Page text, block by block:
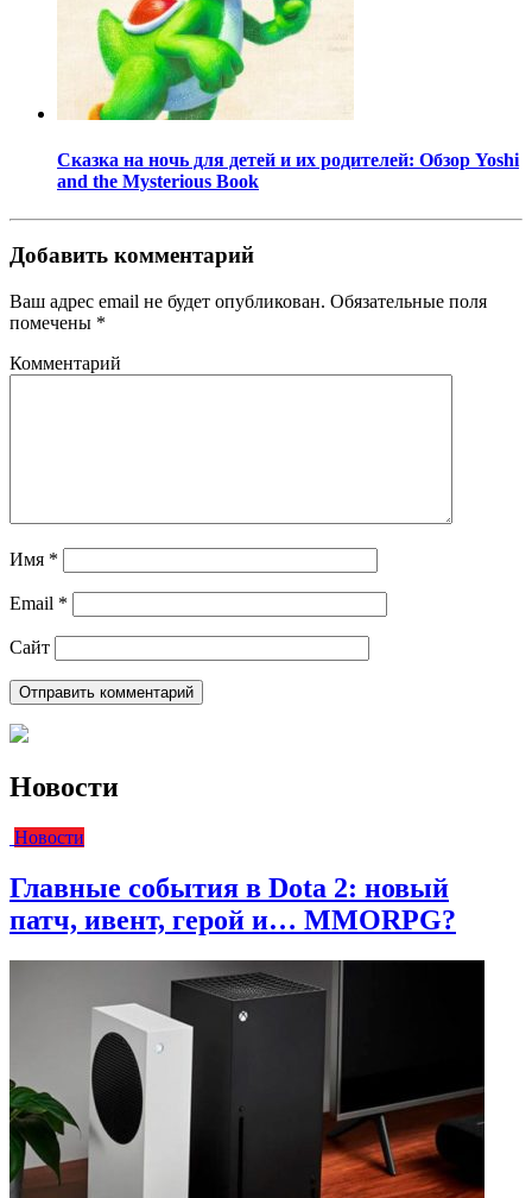
Сказка на ночь для детей и их родителей: Обзор Yoshi
and the Mysterious Book
Добавить комментарий
Ваш адрес email не будет опубликован. Обязательные поля
помечены *
Комментарий
Имя *
Email *
Сайт
Новости
Новости
Главные события в Dota 2: новый
патч, ивент, герой и… MMORPG?